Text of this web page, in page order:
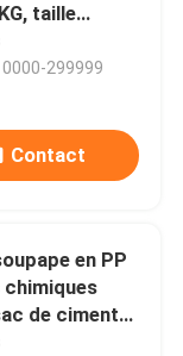
des animaux
taille
299999
Contact
en PP
de ciment